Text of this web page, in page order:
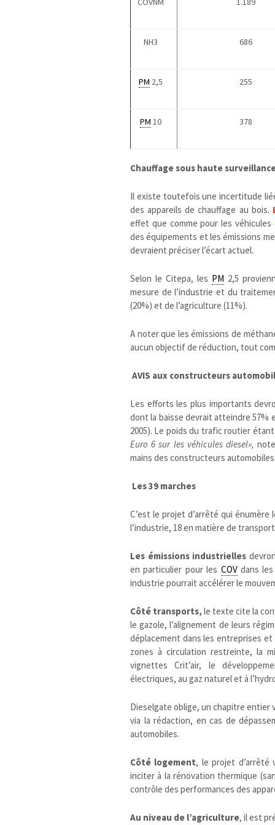
NH3 686
PM 2,5 255
PM 10 378
Chauffage sous haute
Il existe toutefois une incertitude
des appareils de chauffage au bois.
effet que comme pour les
des équipements et les émissions
devraient préciser l’écart actuel.
Selon le Citepa, les PM 2,5
mesure de l’industrie et du
(20%) et de l’agriculture (11%).
A noter que les émissions de
aucun objectif de réduction, tout
AVIS aux constructeurs
Les efforts les plus importants
dont la baisse devrait atteindre 57%
2005). Le poids du trafic routier étant
Euro 6 sur les véhicules diesel»,
mains des constructeurs
Les 39 marches
C’est le projet d’arrêté qui
l’industrie, 18 en matière de
Les émissions industrielles
en particulier pour les COVdans les
industrie pourrait accélérer le
Côté transports, le texte cite la
le gazole, l’alignement de leurs
déplacement dans les entreprises
zones à circulation restreinte, la
vignettes Crit’air, le
électriques, au gaz naturel et à
Dieselgate oblige, un chapitre entier
via la rédaction, en cas de
automobiles.
Côté logement, le projet d’arrêté
inciter à la rénovation thermique
contrôle des performances des
Au niveau de l’agriculture, il est